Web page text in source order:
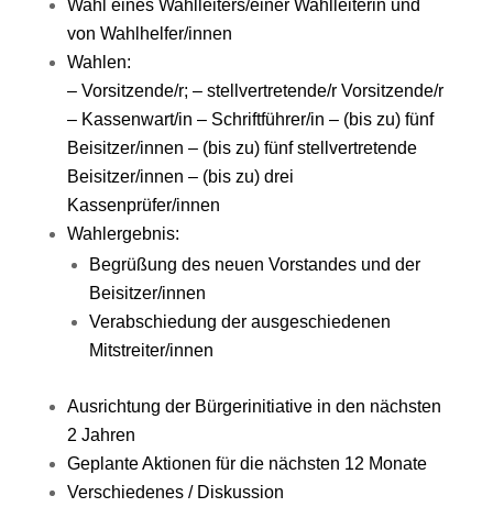
Wahl eines Wahlleiters/einer Wahlleiterin und
von Wahlhelfer/innen
Wahlen:
– Vorsitzende/r; – stellvertretende/r Vorsitzende/r
– Kassenwart/in – Schriftführer/in – (bis zu) fünf
Beisitzer/innen – (bis zu) fünf stellvertretende
Beisitzer/innen – (bis zu) drei
Kassenprüfer/innen
Wahlergebnis:
Begrüßung des neuen Vorstandes und der
Beisitzer/innen
Verabschiedung der ausgeschiedenen
Mitstreiter/innen
Ausrichtung der Bürgerinitiative in den nächsten
2 Jahren
Geplante Aktionen für die nächsten 12 Monate
Verschiedenes / Diskussion